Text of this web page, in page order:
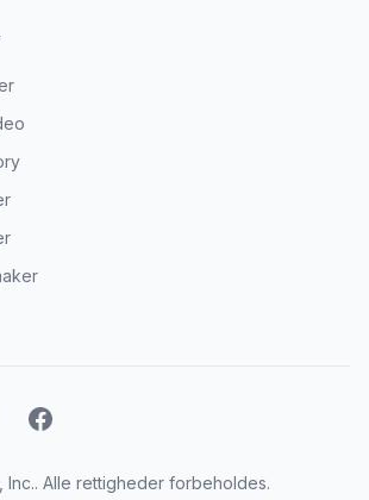
Facebook
Alle rettigheder forbeholdes.